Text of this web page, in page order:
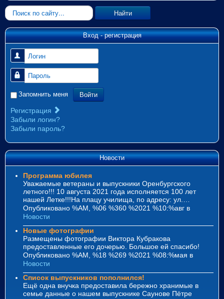
Искать... Найти
Вход - регистрация
Логин
Пароль
Запомнить меня Войти
Регистрация
Забыли логин?
Забыли пароль?
Новости
Программа юбилея
Уважаемые ветераны и выпускники Оренбургского
летного!!! 10 августа 2021 года исполняется 100 лет
нашей Летке!!!На плацу училища, по адресу: ул.…
Опубликовано %AM, %06 %360 %2021 %10:%авг в
Новости
Новые фотографии
Размещены фотографии Виктора Кубракова
предоставленные его дочерью. Большое ей спасибо!
Опубликовано %AM, %18 %269 %2021 %08:%мая в
Новости
Список выпускников пополнился!
Ещё одна внучка предоставила бережно хранимые в
семье данные о нашем выпускнике Саунове Пётре